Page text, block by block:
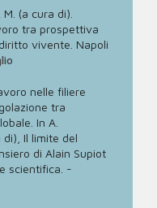
(a cura di).
tra prospettiva
vivente. Napoli
nelle filiere
tra
In A.
Il limite del
di Alain Supiot
scientifica. -